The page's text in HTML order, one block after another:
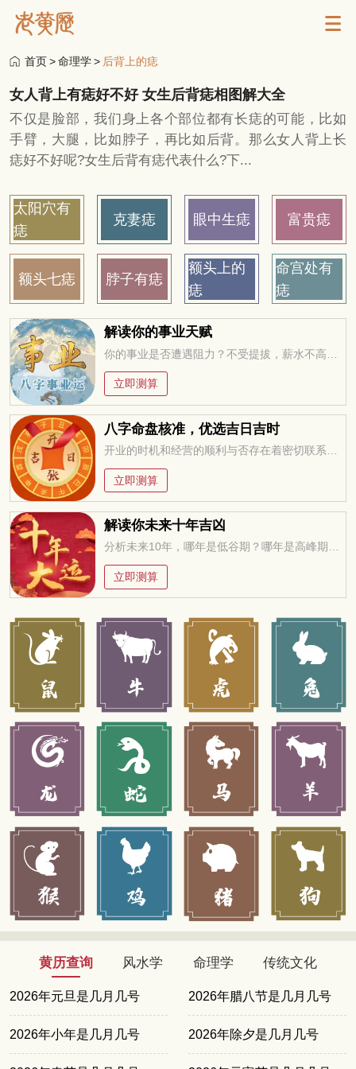
首页>命理学> 后背上的痣
女人背上有痣好不好 女生后背痣相图解大全
不仅是脸部，我们身上各个部位都有长痣的可能，比如
手臂，大腿，比如脖子，再比如后背。那么女人背上长
痣好不好呢?女生后背有痣代表什么?下...
太阳穴有
痣
克妻痣 眼中生痣 富贵痣
额头七痣 脖子有痣
额头上的
痣
命宫处有
痣
解读你的事业天赋
立即测算
八字命盘核准，优选吉日吉时
立即测算
解读你未来十年吉凶
分析未来10年，哪年是低谷期？哪年是高峰期？低谷期如何过度？高峰期如何进取？
立即测算
黄历查询 风水学 命理学 传统文化
2026年元旦是几月几号 2026年腊八节是几月几号
2026年小年是几月几号 2026年除夕是几月几号